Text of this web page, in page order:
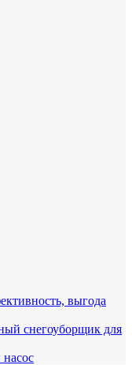
выгода
снегоуборщик для